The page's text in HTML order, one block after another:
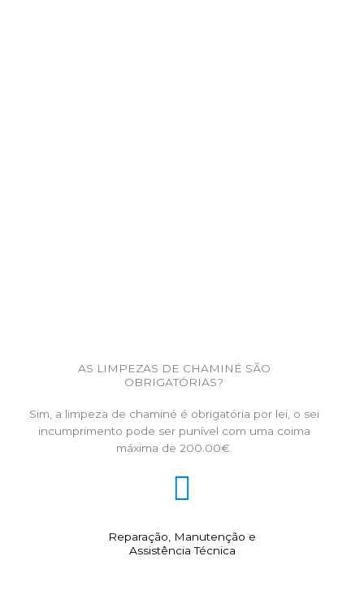
AS LIMPEZAS DE CHAMINÉ SÃO
OBRIGATÓRIAS?
Sim, a limpeza de chaminé é obrigatória por lei, o sei
incumprimento pode ser punível com uma coima
máxima de 200.00€.
Reparação, Manutenção e
Assistência Técnica